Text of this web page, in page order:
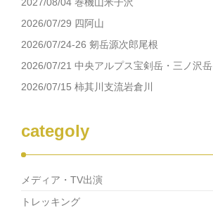
2026/07/29 四阿山
2026/07/24-26 剱岳源次郎尾根
2026/07/21 中央アルプス宝剣岳・三ノ沢岳
2026/07/15 柿其川支流岩倉川
categoly
メディア・TV出演
トレッキング